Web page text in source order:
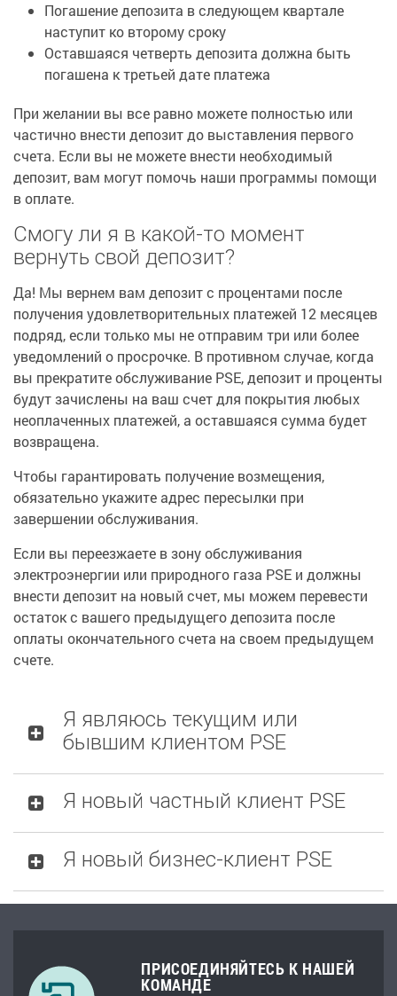
Погашение депозита в следующем квартале
наступит ко второму сроку
Оставшаяся четверть депозита должна быть
погашена к третьей дате платежа
При желании вы все равно можете полностью или
частично внести депозит до выставления первого
счета. Если вы не можете внести необходимый
депозит, вам могут помочь наши программы помощи
в оплате.
Смогу ли я в какой-то момент
вернуть свой депозит?
Да! Мы вернем вам депозит с процентами после
получения удовлетворительных платежей 12 месяцев
подряд, если только мы не отправим три или более
уведомлений о просрочке. В противном случае, когда
вы прекратите обслуживание PSE, депозит и проценты
будут зачислены на ваш счет для покрытия любых
неоплаченных платежей, а оставшаяся сумма будет
возвращена.
Чтобы гарантировать получение возмещения,
обязательно укажите адрес пересылки при
завершении обслуживания.
Если вы переезжаете в зону обслуживания
электроэнергии или природного газа PSE и должны
внести депозит на новый счет, мы можем перевести
остаток с вашего предыдущего депозита после
оплаты окончательного счета на своем предыдущем
счете.
Я являюсь текущим или
бывшим клиентом PSE
Я новый частный клиент PSE
Я новый бизнес-клиент PSE
ПРИСОЕДИНЯЙТЕСЬ К НАШЕЙ
КОМАНДЕ